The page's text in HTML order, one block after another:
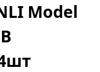
Model